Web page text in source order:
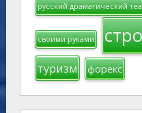
русский драматический
своими руками
туризм форекс